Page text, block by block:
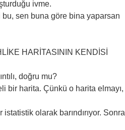
ivme.
sen buna göre bina yaparsan
HARİTASININ KENDİSİ
doğru mu?
bir harita. Çünkü o harita elmayı,
istatistik olarak barındırıyor. Sonra